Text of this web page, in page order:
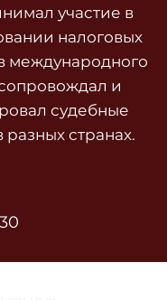
участие в
налоговых
международного
и
судебные
странах.